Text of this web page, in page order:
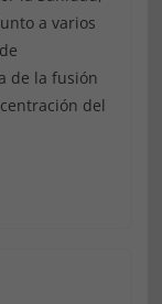
a varios
de la fusión
del